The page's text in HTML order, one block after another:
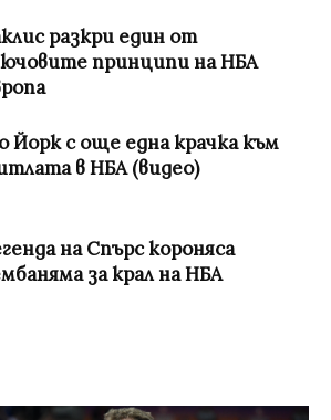
разкри един от
принципи на НБА
Йорк с още една крачка към
в НБА (видео)
на Спърс короняса
за крал на НБА